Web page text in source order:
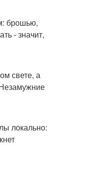
брошью,
- значит,
свете, а
локально: